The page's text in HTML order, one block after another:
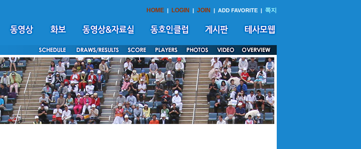
HOME | LOGIN | JOIN | ADD FAVORITE | 쪽지